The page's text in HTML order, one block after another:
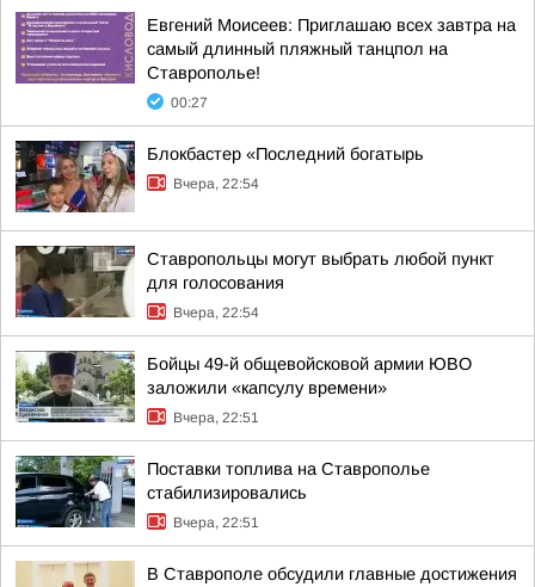
Евгений Моисеев: Приглашаю всех завтра на
самый длинный пляжный танцпол на
Ставрополье!
00:27
Блокбастер «Последний богатырь
Вчера, 22:54
Ставропольцы могут выбрать любой пункт
для голосования
Вчера, 22:54
Бойцы 49-й общевойсковой армии ЮВО
заложили «капсулу времени»
Вчера, 22:51
Поставки топлива на Ставрополье
стабилизировались
Вчера, 22:51
В Ставрополе обсудили главные достижения